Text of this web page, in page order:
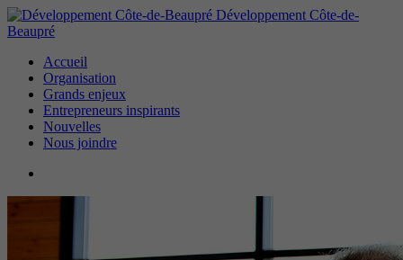
Développement Côte-de-
Beaupré
Accueil
Organisation
Grands enjeux
Entrepreneurs inspirants
Nouvelles
Nous joindre